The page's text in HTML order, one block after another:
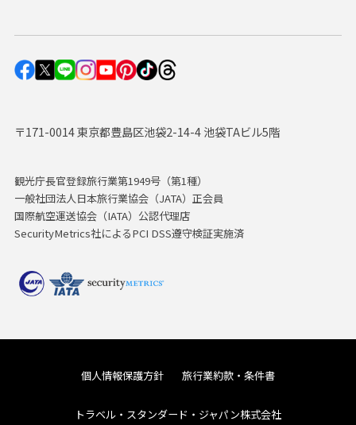
〒171-0014 東京都豊島区池袋2-14-4 池袋TAビル5階
観光庁長官登録旅行業第1949号（第1種）
一般社団法人日本旅行業協会（JATA）正会員
国際航空運送協会（IATA）公認代理店
SecurityMetrics社によるPCI DSS遵守検証実施済
個人情報保護方針 旅行業約款・条件書
トラベル・スタンダード・ジャパン株式会社